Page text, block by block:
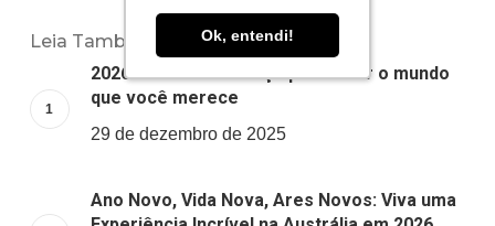
Ok, entendi!
Ok, entendi!
Leia Também:
2026: um novo começo para viver o mundo
que você merece
29 de dezembro de 2025
Ano Novo, Vida Nova, Ares Novos: Viva uma